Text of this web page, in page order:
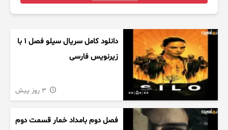
00:50:00
دانلود کامل سریال سیلو فصل ۱ با
زیرنویس فارسی
فصل دوم بامداد خمار قسمت دوم